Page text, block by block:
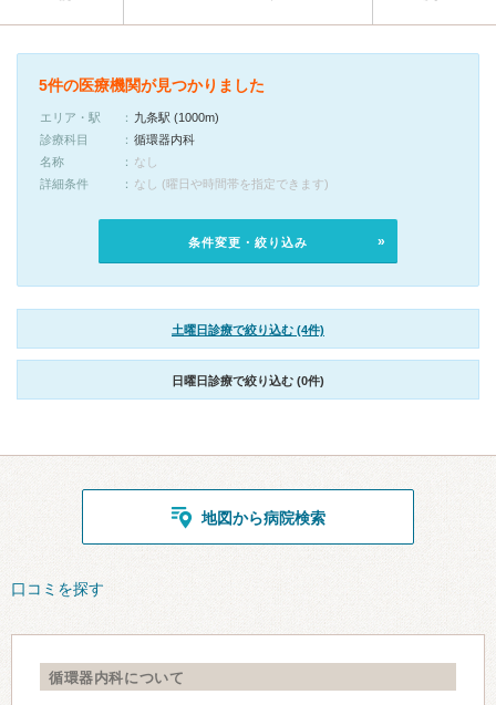
5件の医療機関が見つかりました
エリア・駅
九条駅 (1000m)
診療科目
循環器内科
名称
なし
詳細条件
なし (曜日や時間帯を指定できます)
条件変更・絞り込み
土曜日診療で絞り込む (4件)
日曜日診療で絞り込む (0件)
地図から病院検索
口コミを探す
循環器内科について